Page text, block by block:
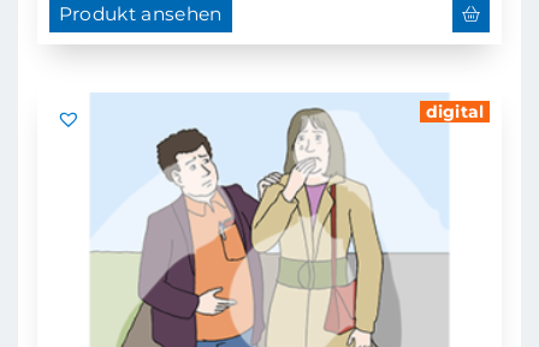
Produkt ansehen
digital